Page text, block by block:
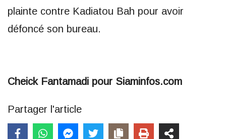
plainte contre Kadiatou Bah pour avoir
défoncé son bureau.
Cheick Fantamadi pour Siaminfos.com
Partager l'article